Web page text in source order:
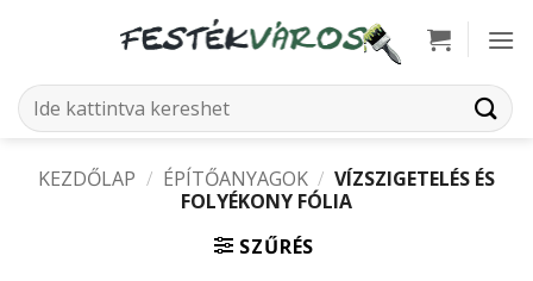
Keresés
a
KEZDŐLAP / ÉPÍTŐANYAGOK / VÍZSZIGETELÉS ÉS
FOLYÉKONY FÓLIA
SZŰRÉS